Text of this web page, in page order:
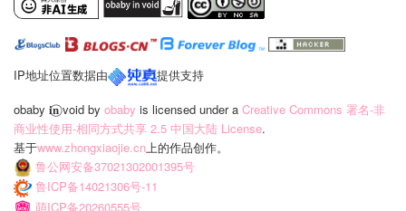
IP地址位置数据由
提供支持
obaby 𝐢‍𝐧⃝ void by obaby is licensed under a Creative Commons 署名-非
商业性使用-相同方式共享 2.5 中国大陆 License.
基于www.zhongxiaojie.cn 上的作品创作。
鲁公网安备37021302001395号
鲁ICP备14021306号-11
萌ICP备20260555号